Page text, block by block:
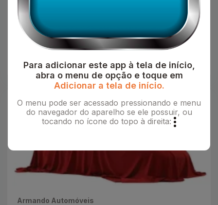
FLEX HSE SI4 TURBO AUTOMÁTICO 7
LUGARES
R$109.900,00
LAND ROVER
2015 Cinza GAS
Armando Automóveis
Para adicionar este app à tela de início,
abra o menu de opção e toque em
Adicionar a tela de início.
O menu pode ser acessado pressionando e menu
do navegador do aparelho se ele possuir, ou
tocando no ícone do topo à direita: